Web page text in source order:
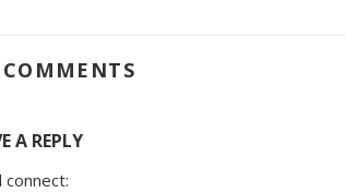
COMMENTS
A REPLY
connect: